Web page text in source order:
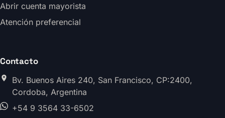
Abrir cuenta mayorista
Atención preferencial
Contacto
Bv. Buenos Aires 240, San Francisco, CP:2400,
Cordoba, Argentina
+54 9 3564 33-6502